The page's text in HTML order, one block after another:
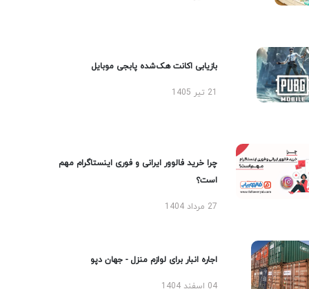
بازیابی اکانت هک‌شده پابجی موبایل
چرا خرید فالوور ایرانی و فوری اینستاگرام مهم
است؟
27 مرداد 1404
اجاره انبار برای لوازم منزل - جهان دپو
04 اسفند 1404